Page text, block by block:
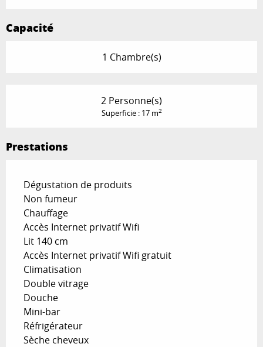
Capacité
1 Chambre(s)
2 Personne(s)
Superficie : 17 m2
Prestations
Dégustation de produits
Non fumeur
Chauffage
Accès Internet privatif Wifi
Lit 140 cm
Accès Internet privatif Wifi gratuit
Climatisation
Double vitrage
Douche
Mini-bar
Réfrigérateur
Sèche cheveux